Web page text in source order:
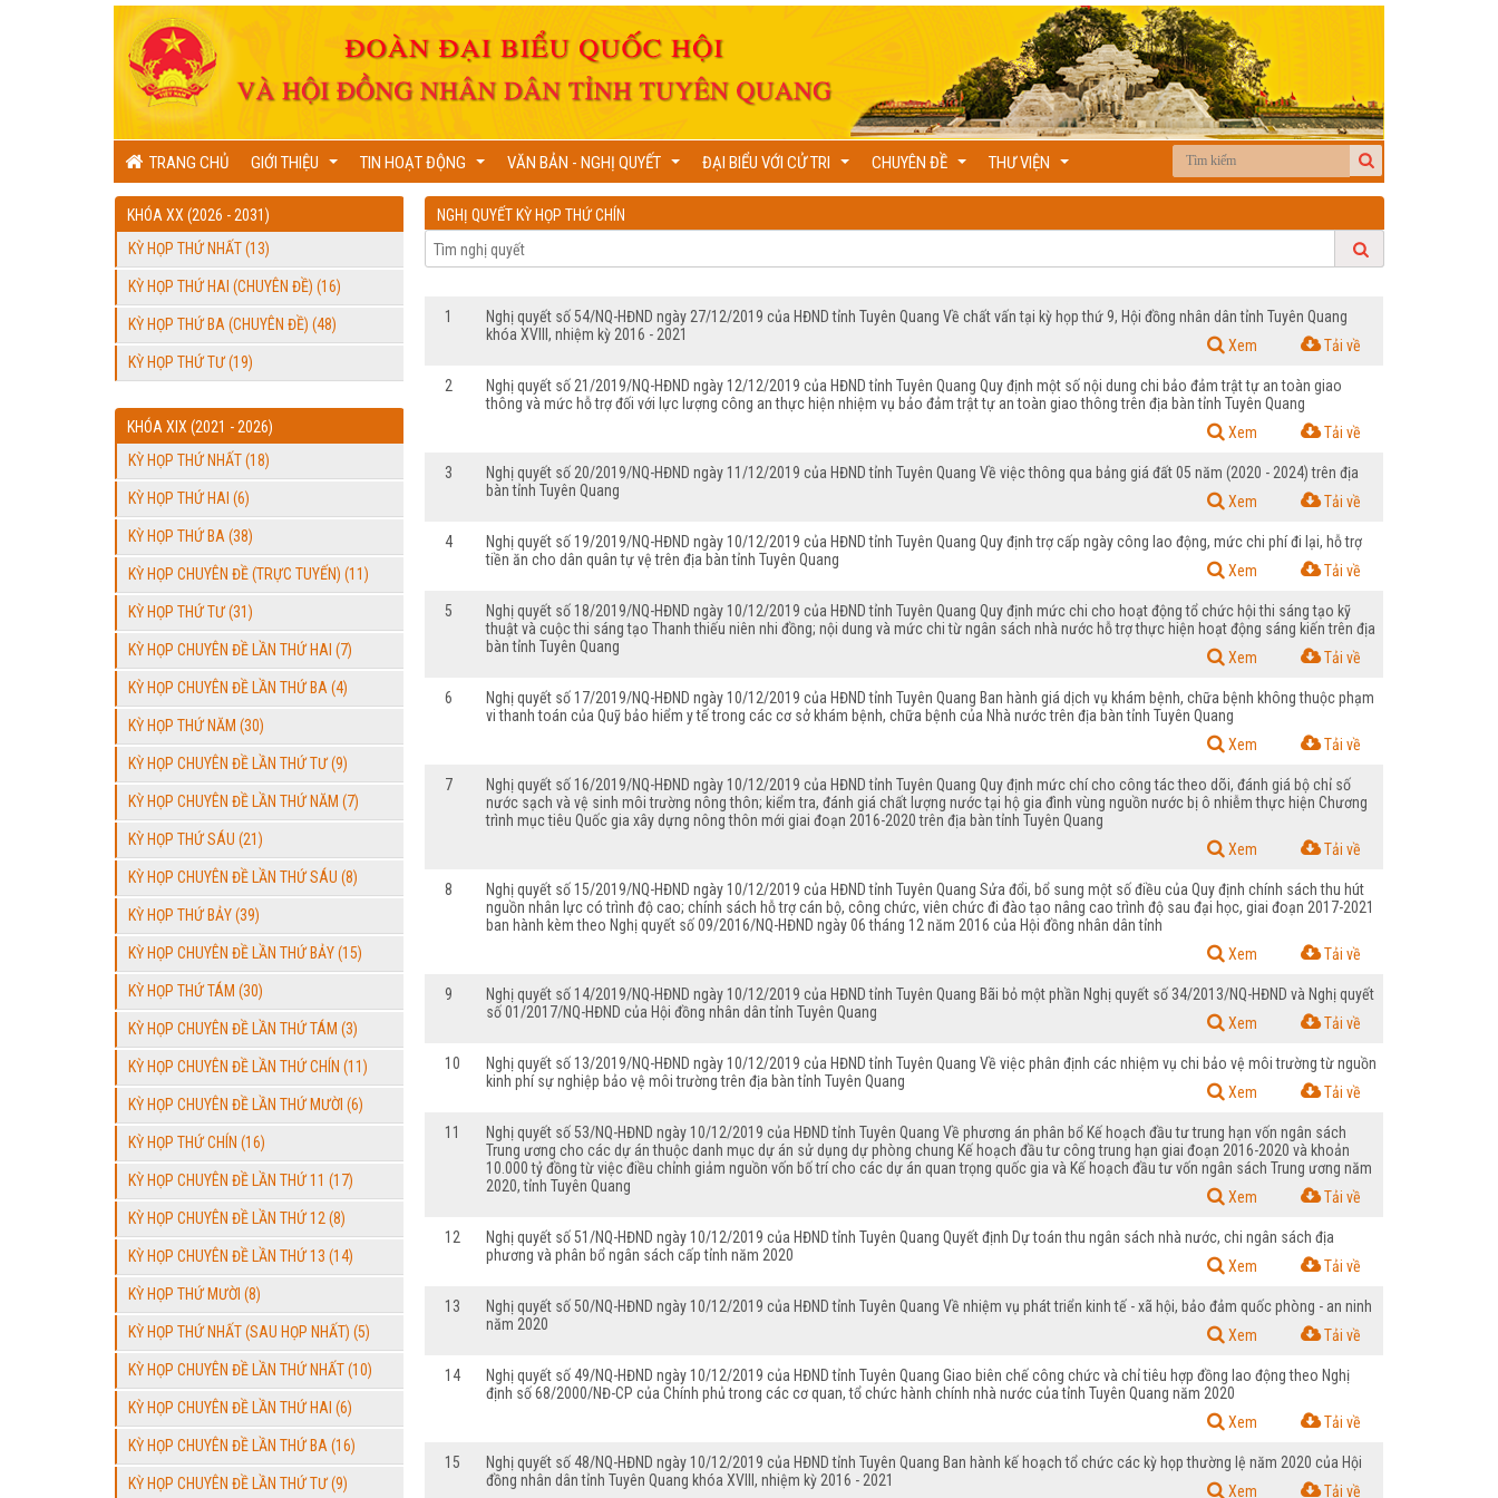
TRANG CHỦ GIỚI THIỆU
...
TIN HOẠT ĐỘNG
...
VĂN BẢN - NGHỊ QUYẾT
...
ĐẠI BIỂU VỚI CỬ TRI
...
CHUYÊN ĐỀ
...
THƯ VIỆN
...
KHÓA XX (2026 - 2031)
KỲ HỌP THỨ NHẤT (13)
KỲ HỌP THỨ HAI (CHUYÊN ĐỀ) (16)
KỲ HỌP THỨ BA (CHUYÊN ĐỀ) (48)
KỲ HỌP THỨ TƯ (19)
KHÓA XIX (2021 - 2026)
KỲ HỌP THỨ NHẤT (18)
KỲ HỌP THỨ HAI (6)
KỲ HỌP THỨ BA (38)
KỲ HỌP CHUYÊN ĐỀ (TRỰC TUYẾN) (11)
KỲ HỌP THỨ TƯ (31)
KỲ HỌP CHUYÊN ĐỀ LẦN THỨ HAI (7)
KỲ HỌP CHUYÊN ĐỀ LẦN THỨ BA (4)
KỲ HỌP THỨ NĂM (30)
KỲ HỌP CHUYÊN ĐỀ LẦN THỨ TƯ (9)
KỲ HỌP CHUYÊN ĐỀ LẦN THỨ NĂM (7)
KỲ HỌP THỨ SÁU (21)
KỲ HỌP CHUYÊN ĐỀ LẦN THỨ SÁU (8)
KỲ HỌP THỨ BẢY (39)
KỲ HỌP CHUYÊN ĐỀ LẦN THỨ BẢY (15)
KỲ HỌP THỨ TÁM (30)
KỲ HỌP CHUYÊN ĐỀ LẦN THỨ TÁM (3)
KỲ HỌP CHUYÊN ĐỀ LẦN THỨ CHÍN (11)
KỲ HỌP CHUYÊN ĐỀ LẦN THỨ MƯỜI (6)
KỲ HỌP THỨ CHÍN (16)
KỲ HỌP CHUYÊN ĐỀ LẦN THỨ 11 (17)
KỲ HỌP CHUYÊN ĐỀ LẦN THỨ 12 (8)
KỲ HỌP CHUYÊN ĐỀ LẦN THỨ 13 (14)
KỲ HỌP THỨ MƯỜI (8)
KỲ HỌP THỨ NHẤT (SAU HỌP NHẤT) (5)
KỲ HỌP CHUYÊN ĐỀ LẦN THỨ NHẤT (10)
KỲ HỌP CHUYÊN ĐỀ LẦN THỨ HAI (6)
KỲ HỌP CHUYÊN ĐỀ LẦN THỨ BA (16)
KỲ HỌP CHUYÊN ĐỀ LẦN THỨ TƯ (9)
NGHỊ QUYẾT KỲ HỌP THỨ CHÍN
1
Nghị quyết số 54/NQ-HĐND ngày 27/12/2019 của HĐND tỉnh Tuyên Quang Về chất vấn tại kỳ họp thứ 9, Hội đồng nhân dân tỉnh Tuyên Quang
khóa XVIII, nhiệm kỳ 2016 - 2021
Xem Tải về
2
Nghị quyết số 21/2019/NQ-HĐND ngày 12/12/2019 của HĐND tỉnh Tuyên Quang Quy định một số nội dung chi bảo đảm trật tự an toàn giao
thông và mức hỗ trợ đối với lực lượng công an thực hiện nhiệm vụ bảo đảm trật tự an toàn giao thông trên địa bàn tỉnh Tuyên Quang
Xem
Tải về
3
Nghị quyết số 20/2019/NQ-HĐND ngày 11/12/2019 của HĐND tỉnh Tuyên Quang Về việc thông qua bảng giá đất 05 năm (2020 - 2024) trên địa
bàn tỉnh Tuyên Quang
Xem Tải về
4
Nghị quyết số 19/2019/NQ-HĐND ngày 10/12/2019 của HĐND tỉnh Tuyên Quang Quy định trợ cấp ngày công lao động, mức chi phí đi lại, hỗ trợ
tiền ăn cho dân quân tự vệ trên địa bàn tỉnh Tuyên Quang
Xem Tải về
5
Nghị quyết số 18/2019/NQ-HĐND ngày 10/12/2019 của HĐND tỉnh Tuyên Quang Quy định mức chi cho hoạt động tổ chức hội thi sáng tạo kỹ
thuật và cuộc thi sáng tạo Thanh thiếu niên nhi đồng; nội dung và mức chi từ ngân sách nhà nước hỗ trợ thực hiện hoạt động sáng kiến trên địa
bàn tỉnh Tuyên Quang
Xem Tải về
6
Nghị quyết số 17/2019/NQ-HĐND ngày 10/12/2019 của HĐND tỉnh Tuyên Quang Ban hành giá dịch vụ khám bệnh, chữa bệnh không thuộc phạm
vi thanh toán của Quỹ bảo hiểm y tế trong các cơ sở khám bệnh, chữa bệnh của Nhà nước trên địa bàn tỉnh Tuyên Quang
Xem
Tải về
7
Nghị quyết số 16/2019/NQ-HĐND ngày 10/12/2019 của HĐND tỉnh Tuyên Quang Quy định mức chí cho công tác theo dõi, đánh giá bộ chỉ số
nước sạch và vệ sinh môi trường nông thôn; kiểm tra, đánh giá chất lượng nước tại hộ gia đình vùng nguồn nước bị ô nhiễm thực hiện Chương
trình mục tiêu Quốc gia xây dựng nông thôn mới giai đoạn 2016-2020 trên địa bàn tỉnh Tuyên Quang
Xem
Tải về
8
Nghị quyết số 15/2019/NQ-HĐND ngày 10/12/2019 của HĐND tỉnh Tuyên Quang Sửa đổi, bổ sung một số điều của Quy định chính sách thu hút
nguồn nhân lực có trình độ cao; chính sách hỗ trợ cán bộ, công chức, viên chức đi đào tạo nâng cao trình độ sau đại học, giai đoạn 2017-2021
ban hành kèm theo Nghị quyết số 09/2016/NQ-HĐND ngày 06 tháng 12 năm 2016 của Hội đồng nhân dân tỉnh
Xem
Tải về
9
Nghị quyết số 14/2019/NQ-HĐND ngày 10/12/2019 của HĐND tỉnh Tuyên Quang Bãi bỏ một phần Nghị quyết số 34/2013/NQ-HĐND và Nghị quyết
số 01/2017/NQ-HĐND của Hội đồng nhân dân tỉnh Tuyên Quang
Xem Tải về
10
Nghị quyết số 13/2019/NQ-HĐND ngày 10/12/2019 của HĐND tỉnh Tuyên Quang Về việc phân định các nhiệm vụ chi bảo vệ môi trường từ nguồn
kinh phí sự nghiệp bảo vệ môi trường trên địa bàn tỉnh Tuyên Quang
Xem Tải về
11
Nghị quyết số 53/NQ-HĐND ngày 10/12/2019 của HĐND tỉnh Tuyên Quang Về phương án phân bổ Kế hoạch đầu tư trung hạn vốn ngân sách
Trung ương cho các dự án thuộc danh mục dự án sử dụng dự phòng chung Kế hoạch đầu tư công trung hạn giai đoạn 2016-2020 và khoản
10.000 tỷ đồng từ việc điều chỉnh giảm nguồn vốn bố trí cho các dự án quan trọng quốc gia và Kế hoạch đầu tư vốn ngân sách Trung ương năm
2020, tỉnh Tuyên Quang
Xem Tải về
12
Nghị quyết số 51/NQ-HĐND ngày 10/12/2019 của HĐND tỉnh Tuyên Quang Quyết định Dự toán thu ngân sách nhà nước, chi ngân sách địa
phương và phân bổ ngân sách cấp tỉnh năm 2020
Xem Tải về
13
Nghị quyết số 50/NQ-HĐND ngày 10/12/2019 của HĐND tỉnh Tuyên Quang Về nhiệm vụ phát triển kinh tế - xã hội, bảo đảm quốc phòng - an ninh
năm 2020
Xem Tải về
14
Nghị quyết số 49/NQ-HĐND ngày 10/12/2019 của HĐND tỉnh Tuyên Quang Giao biên chế công chức và chỉ tiêu hợp đồng lao động theo Nghị
định số 68/2000/NĐ-CP của Chính phủ trong các cơ quan, tổ chức hành chính nhà nước của tỉnh Tuyên Quang năm 2020
Xem
Tải về
15
Nghị quyết số 48/NQ-HĐND ngày 10/12/2019 của HĐND tỉnh Tuyên Quang Ban hành kế hoạch tổ chức các kỳ họp thường lệ năm 2020 của Hội
đồng nhân dân tỉnh Tuyên Quang khóa XVIII, nhiệm kỳ 2016 - 2021
Xem Tải về